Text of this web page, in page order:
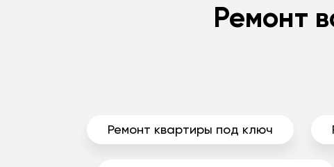
Ремонт
Ремонт квартиры под ключ